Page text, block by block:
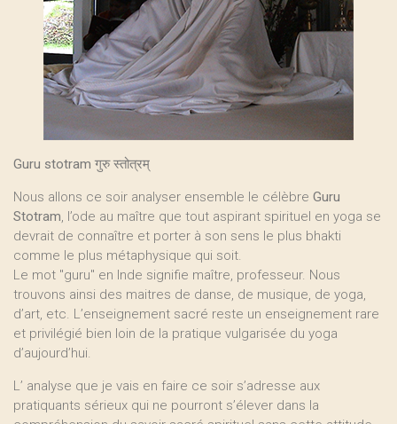
Guru stotram गुरु स्तोत्रम्
Nous allons ce soir analyser ensemble le célèbre Guru
Stotram, l’ode au maître que tout aspirant spirituel en yoga se
devrait de connaître et porter à son sens le plus bhakti
comme le plus métaphysique qui soit.
Le mot "guru" en Inde signifie maître, professeur. Nous
trouvons ainsi des maitres de danse, de musique, de yoga,
d’art, etc. L’enseignement sacré reste un enseignement rare
et privilégié bien loin de la pratique vulgarisée du yoga
d’aujourd’hui.
L’ analyse que je vais en faire ce soir s’adresse aux
pratiquants sérieux qui ne pourront s’élever dans la